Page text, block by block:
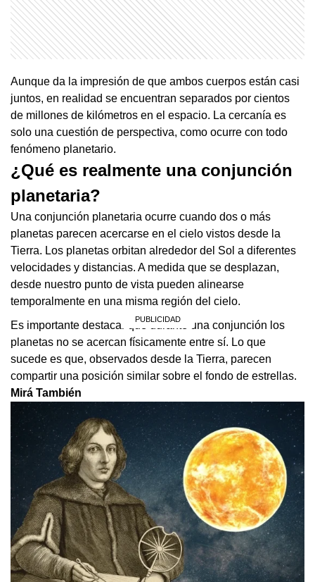
Aunque da la impresión de que ambos cuerpos están casi
juntos, en realidad se encuentran separados por cientos
de millones de kilómetros en el espacio. La cercanía es
solo una cuestión de perspectiva, como ocurre con todo
fenómeno planetario.
¿Qué es realmente una conjunción
planetaria?
Una conjunción planetaria ocurre cuando dos o más
planetas parecen acercarse en el cielo vistos desde la
Tierra. Los planetas orbitan alrededor del Sol a diferentes
velocidades y distancias. A medida que se desplazan,
desde nuestro punto de vista pueden alinearse
temporalmente en una misma región del cielo.
Es importante destacar que durante una conjunción los
planetas no se acercan físicamente entre sí. Lo que
sucede es que, observados desde la Tierra, parecen
compartir una posición similar sobre el fondo de estrellas.
Mirá También